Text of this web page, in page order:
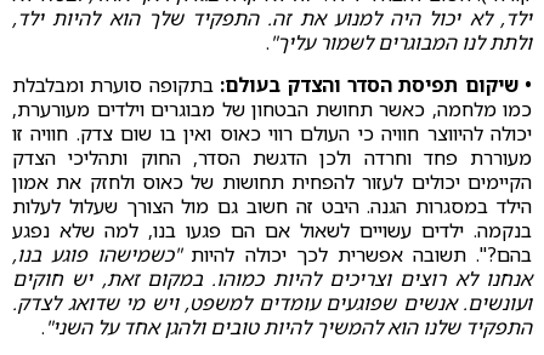
ילד, לא יכול היה למנוע את זה. התפקיד שלך הוא להיות ילד,
ולתת לנו המבוגרים לשמור עליך".
• שיקום תפיסת הסדר והצדק בעולם: בתקופה סוערת ומבלבלת
כמו מלחמה, כאשר תחושת הבטחון של מבוגרים וילדים מעורערת,
יכולה להיווצר חוויה כי העולם רווי כאוס ואין בו שום צדק. חוויה זו
מעוררת פחד וחרדה ולכן הדגשת הסדר, החוק ותהליכי הצדק
הקיימים יכולים לעזור להפחית תחושות של כאוס ולחזק את אמון
הילד במסגרות הגנה. היבט זה חשוב גם מול הצורך שעלול לעלות
בנקמה. ילדים עשויים לשאול אם הם פגעו בנו, למה שלא נפגע
בהם?". תשובה אפשרית לכך יכולה להיות"כשמישהו פוגע בנו,
אנחנו לא רוצים וצריכים להיות כמוהו. במקום זאת, יש חוקים
ועונשים. אנשים שפוגעים עומדים למשפט, ויש מי שדואג לצדק.
התפקיד שלנו הוא להמשיך להיות טובים ולהגן אחד על השני".